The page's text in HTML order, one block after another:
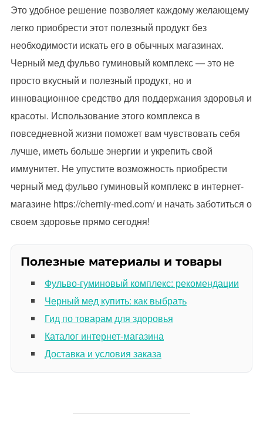
Это удобное решение позволяет каждому желающему
легко приобрести этот полезный продукт без
необходимости искать его в обычных магазинах.
Черный мед фульво гуминовый комплекс — это не
просто вкусный и полезный продукт, но и
инновационное средство для поддержания здоровья и
красоты. Использование этого комплекса в
повседневной жизни поможет вам чувствовать себя
лучше, иметь больше энергии и укрепить свой
иммунитет. Не упустите возможность приобрести
черный мед фульво гуминовый комплекс в интернет-
магазине https://cherniy-med.com/ и начать заботиться о
своем здоровье прямо сегодня!
Полезные материалы и товары
Фульво-гуминовый комплекс: рекомендации
Черный мед купить: как выбрать
Гид по товарам для здоровья
Каталог интернет-магазина
Доставка и условия заказа